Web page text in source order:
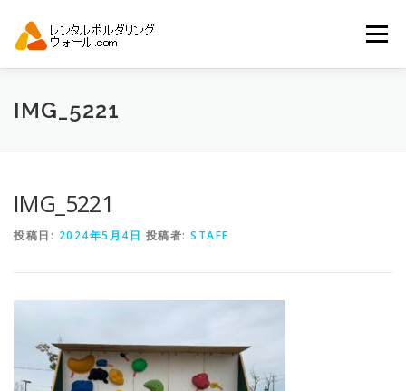
メニュー
トップ 自動見積り
IMG_5221
IMG_5221
投稿日: 2024年5月4日 投稿者: STAFF